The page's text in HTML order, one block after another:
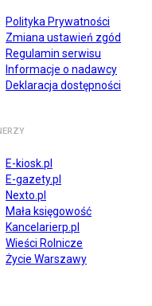
Polityka Prywatności
Zmiana ustawień zgód
Regulamin serwisu
Informacje o nadawcy
Deklaracja dostępności
E-kiosk.pl
E-gazety.pl
Nexto.pl
Mała księgowość
Kancelarierp.pl
Wieści Rolnicze
Życie Warszawy